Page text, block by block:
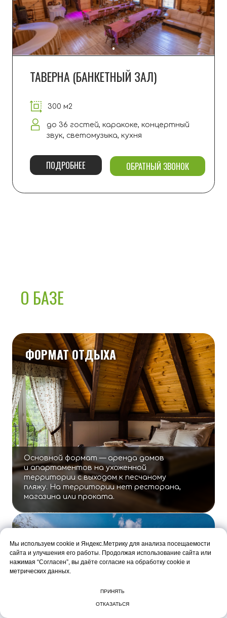
О БАЗЕ
На территории нет ресторана, столовой
или магазина. Ближайшая "Пятерочка"
в 15 минутах езды.
ПЛЯЖ
минутах ходьбы с пологим входом в
воду, детской площадкой, беседками
и подиумами для загара.
К нам можно приезжать с питомцами.
Размещение животных оплачивается
БЕСПЛАТНАЯ ПАРКОВКА
У каждого домика или апартамента есть свое
бесплатное парковочное место.
А еще у нас есть зарядка для электромобилей.
САУНА
Мы используем cookie и Яндекс.Метрику для анализа посещаемости
сайта и улучшения его работы. Продолжая использование сайта или
нажимая “Согласен”, вы даёте согласие на обработку cookie и
метрических данных.
ПРИНЯТЬ
ОТКАЗАТЬСЯ